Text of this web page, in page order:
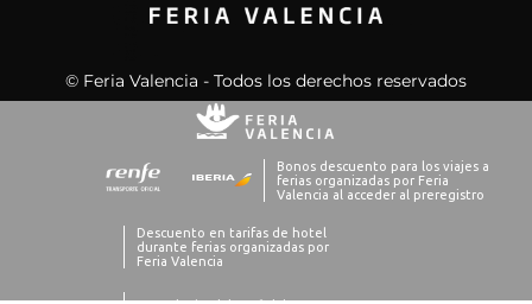
© Feria Valencia - Todos los derechos reservados